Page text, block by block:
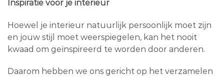
Inspiratie voor je interieur
Hoewel je interieur natuurlijk persoonlijk moet zijn
en jouw stijl moet weerspiegelen, kan het nooit
kwaad om geïnspireerd te worden door anderen.
Daarom hebben we ons gericht op het verzamelen